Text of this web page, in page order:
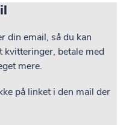
din email, så du kan
kvitteringer, betale med
mere.
på linket i den mail der